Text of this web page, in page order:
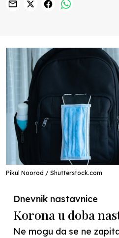
Pikul Noorod / Shutterstock.com
Dnevnik nastavnice
Korona u doba
Ne mogu da se ne